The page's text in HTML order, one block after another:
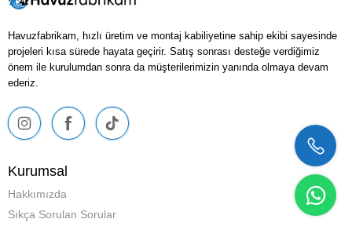
Havuzfabrikam, hızlı üretim ve montaj kabiliyetine sahip ekibi sayesinde
projeleri kısa sürede hayata geçirir. Satış sonrası desteğe verdiğimiz
önem ile kurulumdan sonra da müşterilerimizin yanında olmaya devam
ederiz.
Kurumsal
Hakkımızda
Sıkça Sorulan Sorular